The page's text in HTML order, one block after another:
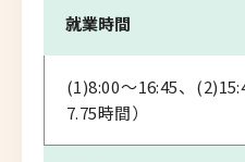
就業時間
(1)8:00～16:45、
7.75時間）